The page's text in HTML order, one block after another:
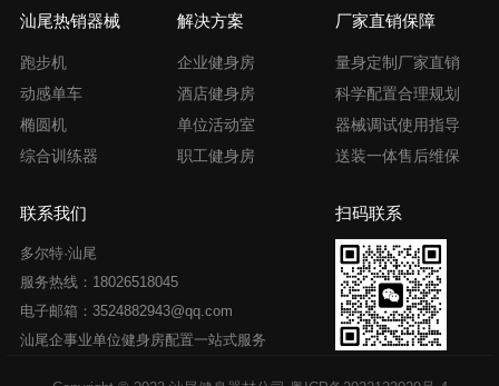
汕尾热销器械
跑步机
动感单车
椭圆机
综合训练器
解决方案
企业健身房
酒店健身房
单位活动室
职工健身房
厂家直销保障
量身定制厂家直销
科学配置合理规划
器械调试使用指导
送装一体售后维保
联系我们
多尔特·汕尾
服务热线：18026518045
电子邮箱：3524882943@qq.com
汕尾企事业单位健身房配置一站式服务
扫码联系